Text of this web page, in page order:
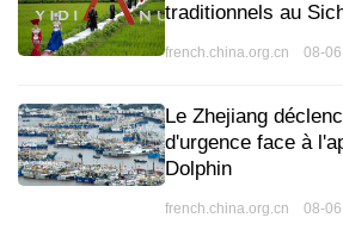
traditionnels au
french.china.org.cn 08-06
Le Zhejiang
d'urgence face à
Dolphin
french.china.org.cn 08-06